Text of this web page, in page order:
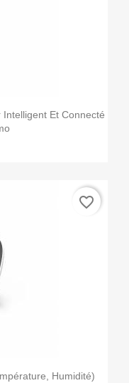
Et Connecté
Humidité)
favorite_border